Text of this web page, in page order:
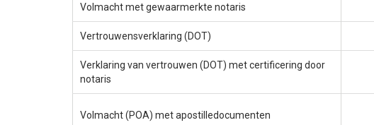
Volmacht met gewaarmerkte notaris
Vertrouwensverklaring (DOT)
Verklaring van vertrouwen (DOT) met certificering door
notaris
Volmacht (POA) met apostilledocumenten